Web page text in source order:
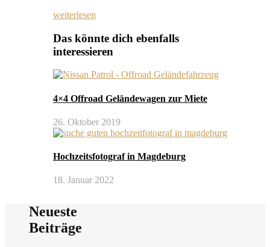
weiterlesen
Das könnte dich ebenfalls
interessieren
4×4 Offroad Geländewagen zur Miete
26. Oktober 2019
Hochzeitsfotograf in Magdeburg
18. Januar 2022
Neueste
Beiträge